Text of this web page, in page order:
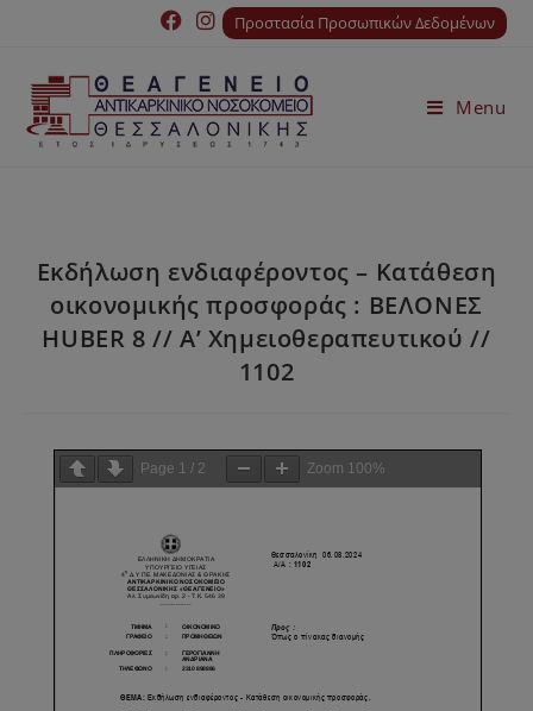
Προστασία Προσωπικών Δεδομένων
Menu
Εκδήλωση ενδιαφέροντος – Κατάθεση
οικονομικής προσφοράς : ΒΕΛΟΝΕΣ
HUBER 8 // A’ Χημειοθεραπευτικού //
1102
Page 1 / 2 Zoom 100%